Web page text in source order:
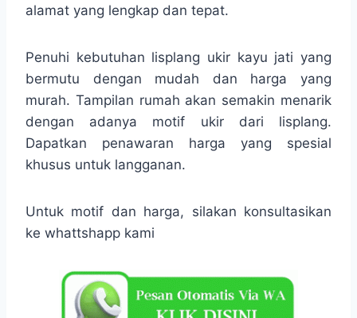
alamat yang lengkap dan tepat.
Penuhi kebutuhan lisplang ukir kayu jati yang
bermutu dengan mudah dan harga yang
murah. Tampilan rumah akan semakin menarik
dengan adanya motif ukir dari lisplang.
Dapatkan penawaran harga yang spesial
khusus untuk langganan.
Untuk motif dan harga, silakan konsultasikan
ke whattshapp kami